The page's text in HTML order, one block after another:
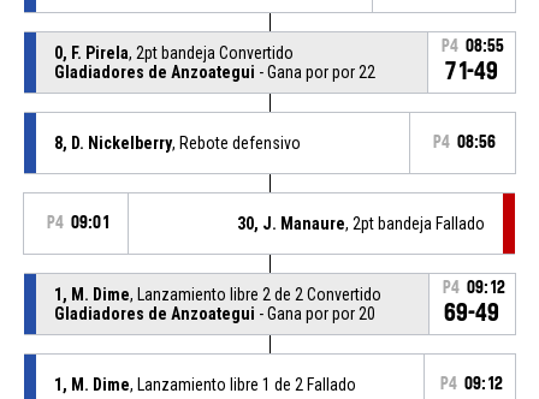
0, F. Pirela, 2pt bandeja Convertido
Gladiadores de Anzoategui - Gana por por 22
P4 08:55
71-49
8, D. Nickelberry, Rebote defensivo P4 08:56
P4 09:01 30, J. Manaure, 2pt bandeja Fallado
1, M. Dime, Lanzamiento libre 2 de 2 Convertido
Gladiadores de Anzoategui - Gana por por 20
P4 09:12
69-49
1, M. Dime, Lanzamiento libre 1 de 2 Fallado P4 09:12